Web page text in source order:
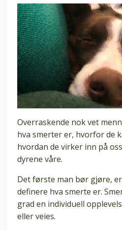
Overraskende nok vet
hva smerter er, hvorfor de
hvordan de virker inn på
dyrene våre.
Det første man bør gjøre,
definere hva smerte er.
grad en individuell
eller veies.